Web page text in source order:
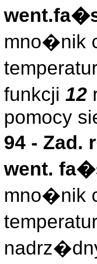
mno�nik
funkcji 12
pomocy
94 - Zad.
went.
mno�nik